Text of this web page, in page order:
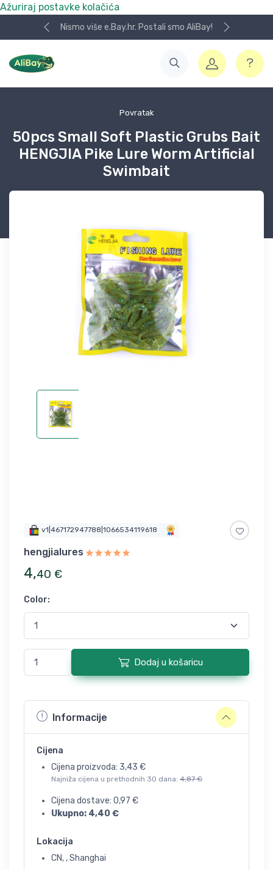
Ažuriraj postavke kolačića
Nismo više e.Bay.hr. Postali smo AliBay!
Povratak
50pcs Small Soft Plastic Grubs Bait
HENGJIA Pike Lure Worm Artificial
Swimbait
v1|467172947788|1066534119618
hengjialures
4,40 €
Color:
Dodaj u košaricu
Informacije
Cijena
Cijena proizvoda: 3,43 €
Najniža cijena u prethodnih 30 dana: 4,87 €
Cijena dostave: 0,97 €
Ukupno: 4,40 €
Lokacija
CN, , Shanghai